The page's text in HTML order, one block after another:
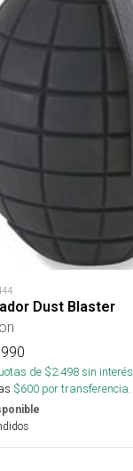
Dust Blaster
de $2.498sin interés
$600 por transferencia.